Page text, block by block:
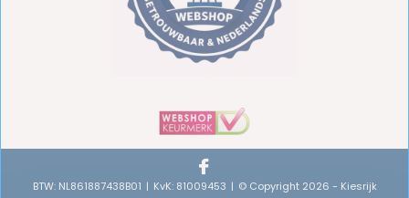
BTW: NL861887438B01 KvK: 81009453 © Copyright 2026 - Kiesrijk